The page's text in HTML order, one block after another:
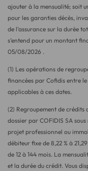
ajouter à la mensualité; soit
pour les garanties décès,
de l’assurance sur la durée
s’entend pour un montant
05/08/2026 .
(1) Les opérations de
financées par Cofidis entre
applicables à ces dates.
(2) Regroupement de crédits
dossier par COFIDIS SA
projet professionnel ou
débiteur fixe de 8,22 % à 21,29
de 12 à 144 mois. La
et la durée du crédit. Vous